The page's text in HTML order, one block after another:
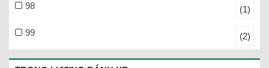
98 (1)
99 (2)